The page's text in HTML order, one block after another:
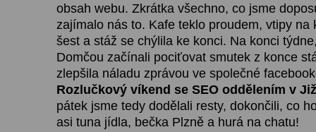
obsah webu. Zkrátka všechno, co jsme
zajímalo nás to. Kafe teklo proudem, vtipy na
šest a stáž se chýlila ke konci. Na konci
Domčou začínali pociťovat smutek z konce
zlepšila náladu zprávou ve společné
Rozlučkový víkend se SEO oddělením v
pátek jsme tedy dodělali resty, dokončili, co
asi tuna jídla, bečka Plzně a hurá na chatu!